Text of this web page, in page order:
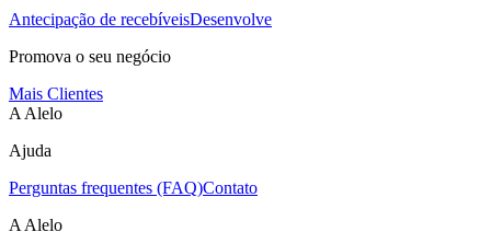
Antecipação de recebíveisDesenvolve
Promova o seu negócio
Mais Clientes
A Alelo
Ajuda
Perguntas frequentes (FAQ)Contato
A Alelo